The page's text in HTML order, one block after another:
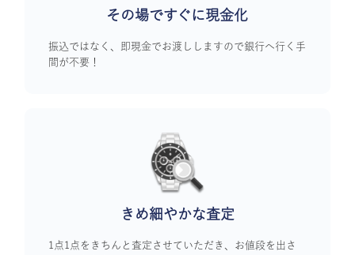
その場ですぐに現金化
振込ではなく、即現金でお渡ししますので銀行へ行く手
間が不要！
きめ細やかな査定
1点1点をきちんと査定させていただき、お値段を出さ